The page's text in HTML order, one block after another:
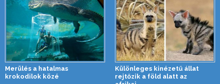
Merülés a hatalmas
krokodilok közé
Különleges kinézetű állat
rejtőzik a föld alatt az